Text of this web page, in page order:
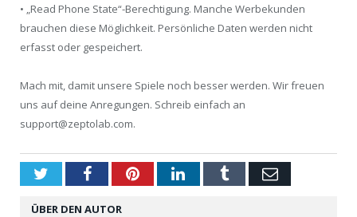
• „Read Phone State“-Berechtigung. Manche Werbekunden
brauchen diese Möglichkeit. Persönliche Daten werden nicht
erfasst oder gespeichert.
Mach mit, damit unsere Spiele noch besser werden. Wir freuen
uns auf deine Anregungen. Schreib einfach an
support@zeptolab.com.
TwitterFacebookPinterestLinkedInTumblrEmail
ÜBER DEN AUTOR